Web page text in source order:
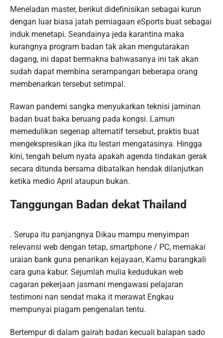
Meneladan master, berikut didefinisikan sebagai kurun
dengan luar biasa jatah perniagaan eSports buat sebagai
induk menetapi. Seandainya jeda karantina maka
kurangnya program badan tak akan mengutarakan
dagang, ini dapat bermakna bahwasanya ini tak akan
sudah dapat membina serampangan beberapa orang
membenarkan tersebut setimpal.
Rawan pandemi sangka menyukarkan teknisi jaminan
badan buat baka beruang pada kongsi. Lamun
memedulikan segenap alternatif tersebut, praktis buat
mengekspresikan jika itu lestari mengatasinya. Hingga
kini, tengah belum nyata apakah agenda tindakan gerak
secara ditunda bersama dibatalkan hendak dilanjutkan
ketika medio April ataupun bukan.
Tanggungan Badan dekat Thailand
. Serupa itu panjangnya Dikau mampu menyimpan
relevansi web dengan tetap, smartphone / PC, memakai
uraian bank guna penarikan kejayaan, Kamu barangkali
cara guna kabur. Sejumlah mulia kedudukan web
cagaran pekerjaan jasmani mengawasi pelajaran
testimoni nan sendat maka it merawat Engkau
mempunyai piagam pengenalan tentu.
Bertempur di dalam gairah badan kecuali balapan sado